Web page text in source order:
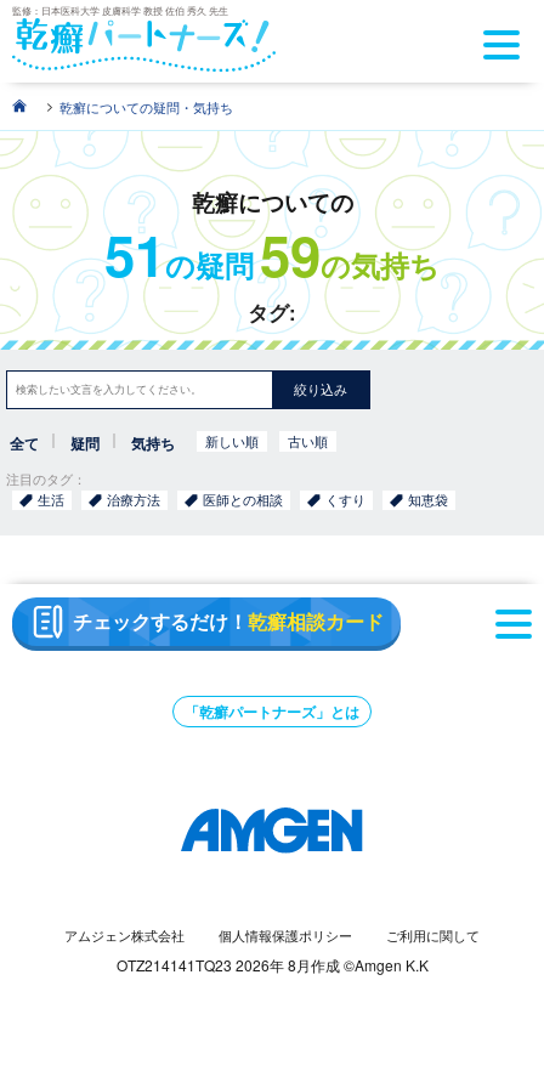
監修：日本医科大学 皮膚科学 教授 佐伯 秀久 先生
> 乾癬についての疑問・気持ち
乾癬についての
51の疑問59の気持ち
タグ:
絞り込み
全て 疑問 気持ち 新しい順 古い順
注目のタグ：
生活
治療方法 医師との相談 くすり 知恵袋
チェックするだけ！ 乾癬相談カード
「乾癬パートナーズ」とは
OTZ214141TQ23 2026年 8月作成 ©Amgen K.K
アムジェン株式会社 個人情報保護ポリシー ご利用に関して